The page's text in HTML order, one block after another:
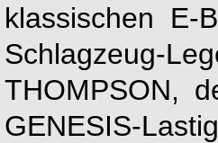
klassischen E-
Schlagzeug-
THOMPSON,
GENESIS-